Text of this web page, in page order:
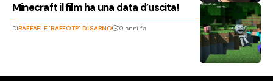
Minecraft il film ha una data d’uscita!
DiRAFFAELE "RAFFOTP" DI SARNO 10 anni fa